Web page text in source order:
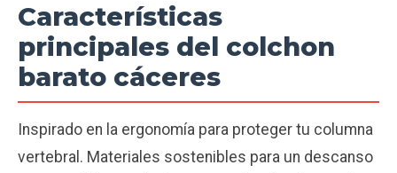
Características
principales del colchon
barato cáceres
Inspirado en la ergonomía para proteger tu columna
vertebral. Materiales sostenibles para un descanso